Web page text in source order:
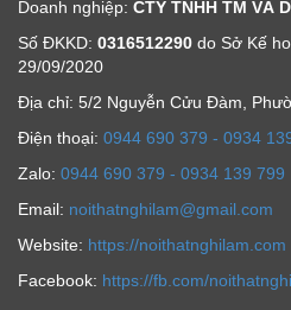
Doanh nghiệp: CTY TNHH TM VÀ
Số ĐKKD: 0316512290 do Sở Kế
29/09/2020
Địa chỉ: 5/2 Nguyễn Cửu Đàm,
Ðiện thoại: 0944 690 379 - 0934
Zalo: 0944 690 379 - 0934 139 799
Email: noithatnghilam@gmail.com
Website: https://noithatnghilam.com
Facebook: https://fb.com/